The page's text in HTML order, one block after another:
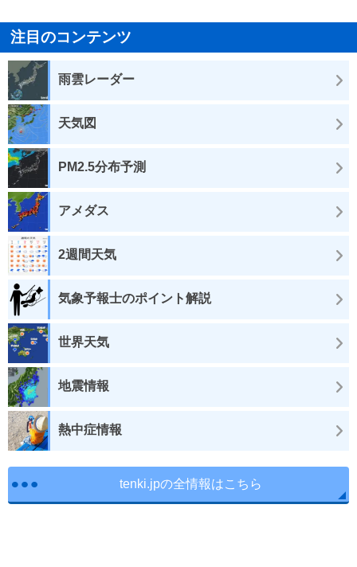
注目のコンテンツ
雨雲レーダー
天気図
PM2.5分布予測
アメダス
2週間天気
気象予報士のポイント解説
世界天気
地震情報
熱中症情報
tenki.jpの全情報はこちら